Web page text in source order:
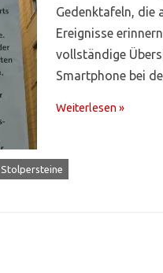
Gedenktafeln, die
Ereignisse
vollständige
Smartphone bei
Weiterlesen »
Stolpersteine